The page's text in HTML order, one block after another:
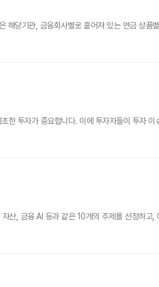
해당기관, 금융회사별로 흩어져 있는 연금 상
한 투자가 중요합니다. 이에 투자자들이 투자
산, 금융 AI 등과 같은 10개의 주제를 선정하고